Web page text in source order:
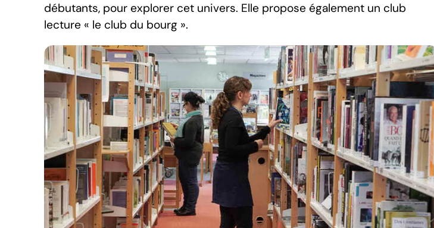
débutants, pour explorer cet univers. Elle propose également un club
lecture « le club du bourg ».